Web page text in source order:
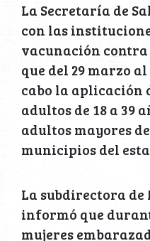
La Secretaría de
con las
vacunación contra
que del 29 marzo
cabo la aplicación
adultos de 18 a 39
adultos mayores de
municipios del
La subdirectora
informó que
mujeres